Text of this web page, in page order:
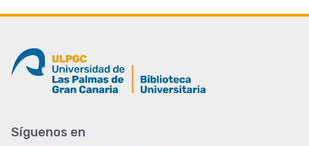
Síguenos en